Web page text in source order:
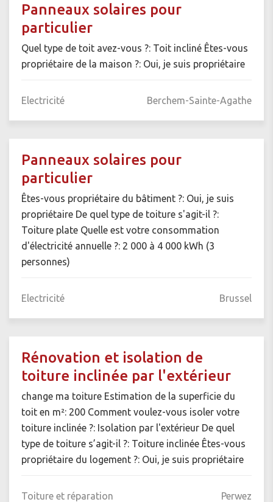
Panneaux solaires pour
particulier
Quel type de toit avez-vous ?: Toit incliné Êtes-vous
propriétaire de la maison ?: Oui, je suis propriétaire
Electricité Berchem-Sainte-Agathe
Panneaux solaires pour
particulier
Êtes-vous propriétaire du bâtiment ?: Oui, je suis
propriétaire De quel type de toiture s'agit-il ?:
Toiture plate Quelle est votre consommation
d'électricité annuelle ?: 2 000 à 4 000 kWh (3
personnes)
Electricité Brussel
Rénovation et isolation de
toiture inclinée par l'extérieur
change ma toiture Estimation de la superficie du
toit en m²: 200 Comment voulez-vous isoler votre
toiture inclinée ?: Isolation par l'extérieur De quel
type de toiture s’agit-il ?: Toiture inclinée Êtes-vous
propriétaire du logement ?: Oui, je suis propriétaire
Toiture et réparation Perwez